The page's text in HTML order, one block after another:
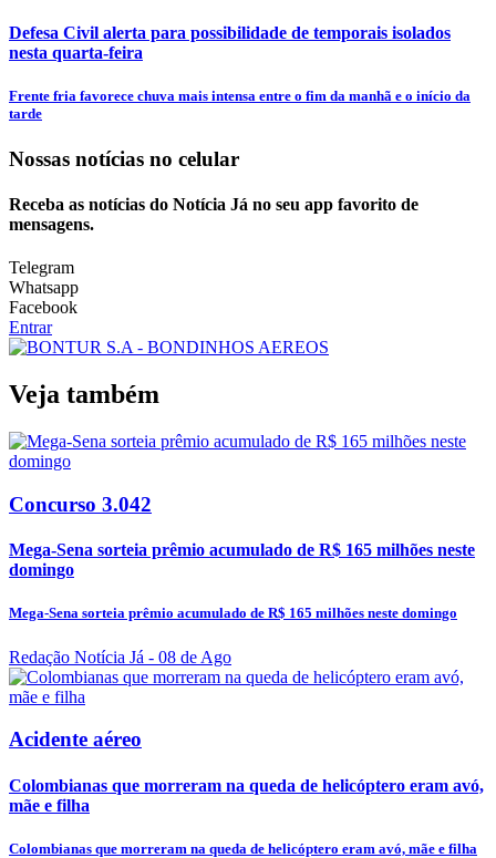
Defesa Civil alerta para possibilidade de temporais isolados
nesta quarta-feira
Frente fria favorece chuva mais intensa entre o fim da manhã e o início da
tarde
Nossas notícias no celular
Receba as notícias do Notícia Já no seu app favorito de
mensagens.
Telegram
Whatsapp
Facebook
Entrar
Veja também
Concurso 3.042
Mega-Sena sorteia prêmio acumulado de R$ 165 milhões neste
domingo
Mega-Sena sorteia prêmio acumulado de R$ 165 milhões neste domingo
Redação Notícia Já - 08 de Ago
Acidente aéreo
Colombianas que morreram na queda de helicóptero eram avó,
mãe e filha
Colombianas que morreram na queda de helicóptero eram avó, mãe e filha